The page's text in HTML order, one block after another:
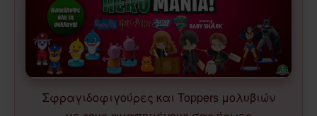
Σφραγιδοφιγούρες και Toppers μολυβιών